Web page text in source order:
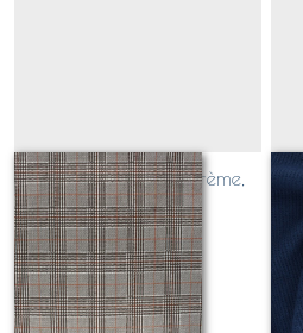
PRINCE DE GALLES crème,
orange
Sur demande